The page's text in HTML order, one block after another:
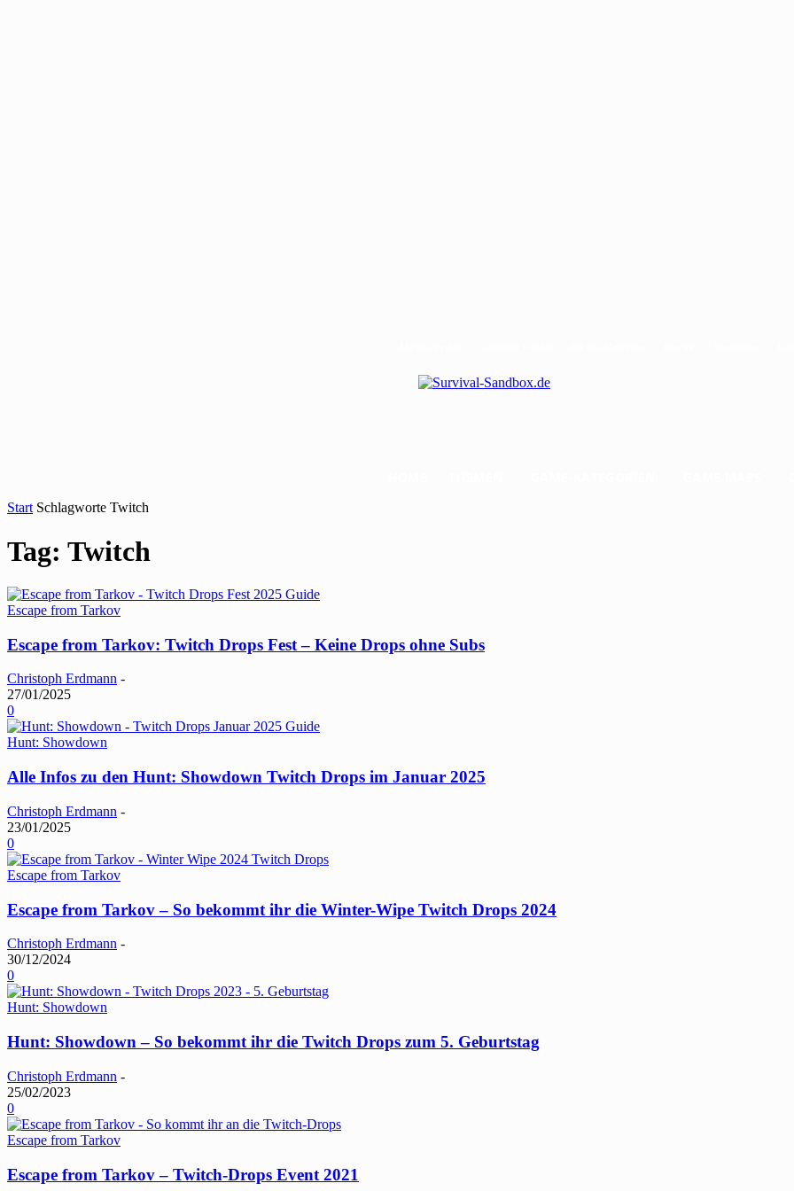
Start Schlagworte Twitch
Tag: Twitch
Escape from Tarkov
Escape from Tarkov: Twitch Drops Fest – Keine Drops ohne Subs
Christoph Erdmann -
27/01/2025
0
Hunt: Showdown
Alle Infos zu den Hunt: Showdown Twitch Drops im Januar 2025
Christoph Erdmann -
23/01/2025
0
Escape from Tarkov
Escape from Tarkov – So bekommt ihr die Winter-Wipe Twitch Drops 2024
Christoph Erdmann -
30/12/2024
0
Hunt: Showdown
Hunt: Showdown – So bekommt ihr die Twitch Drops zum 5. Geburtstag
Christoph Erdmann -
25/02/2023
0
Escape from Tarkov
Escape from Tarkov – Twitch-Drops Event 2021